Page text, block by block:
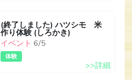
(終了しました) ハツシモ 米
作り体験 (しろかき)
イベント 6/5
体験
>>詳細